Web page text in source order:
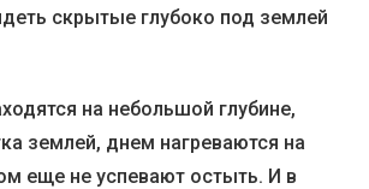
скрытые глубоко под землей
на небольшой глубине,
землей, днем нагреваются на
еще не успевают остыть. И в